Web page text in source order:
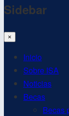
Sidebar
×
Inicio
Sobre ISA
Noticias
Becas
Becas